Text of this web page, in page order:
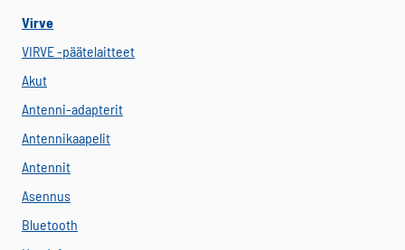
Virve
VIRVE -päätelaitteet
Akut
Antenni-adapterit
Antennikaapelit
Antennit
Asennus
Bluetooth